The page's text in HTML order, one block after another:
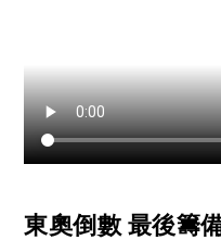
東奧倒數 最後籌